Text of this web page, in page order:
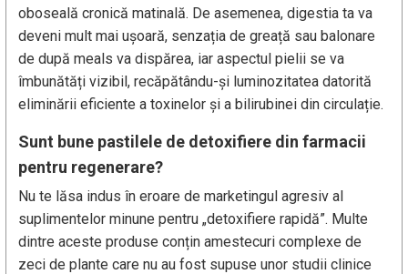
oboseală cronică matinală. De asemenea, digestia ta va
deveni mult mai ușoară, senzația de greață sau balonare
de după meals va dispărea, iar aspectul pielii se va
îmbunătăți vizibil, recăpătându-și luminozitatea datorită
eliminării eficiente a toxinelor și a bilirubinei din circulație.
Sunt bune pastilele de detoxifiere din farmacii
pentru regenerare?
Nu te lăsa indus în eroare de marketingul agresiv al
suplimentelor minune pentru „detoxifiere rapidă”. Multe
dintre aceste produse conțin amestecuri complexe de
zeci de plante care nu au fost supuse unor studii clinice